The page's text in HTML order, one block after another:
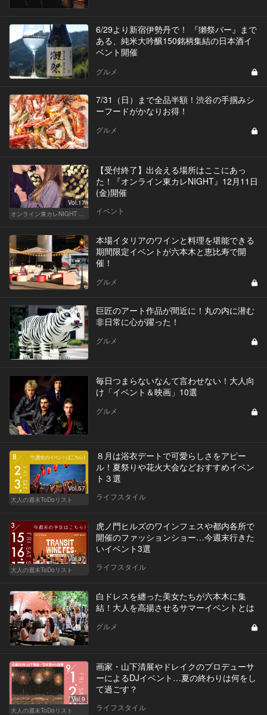
6/29より新宿伊勢丹で！ 『獺祭バー』まで
ある、純米大吟醸150銘柄集結の日本酒イ
ベント開催
グルメ
7/31（日）まで全品半額！渋谷の手掴みシ
ーフードがかなりお得！
グルメ
Vol.17
オンライン東カレNIGHT イベント募集
【受付終了】出会える場所はここにあっ
た！『オンライン東カレNIGHT』12月11日
(金)開催
イベント
本場イタリアのワインと料理を堪能できる
期間限定イベントが六本木と恵比寿で開
催！
グルメ
巨匠のアート作品が間近に！丸の内に潜む
非日常に心が躍った！
グルメ
毎日つまらないなんて言わせない！大人向
け「イベント＆映画」10選
グルメ
Vol.57
大人の週末ToDoリスト
８月は浴衣デートで可愛らしさをアピー
ル！夏祭りや花火大会などおすすめイベン
ト３選
ライフスタイル
Vol.37
大人の週末ToDoリスト
虎ノ門ヒルズのワインフェスや都内各所で
開催のファッションショー…今週末行きた
いイベント3選
ライフスタイル
白ドレスを纏った美女たちが六本木に集
結！大人を高揚させるサマーイベントとは
グルメ
Vol.9
大人の週末ToDoリスト
画家・山下清展やドレイクのプロデューサ
ーによるDJイベント…夏の終わりは何をし
て過ごす？
ライフスタイル